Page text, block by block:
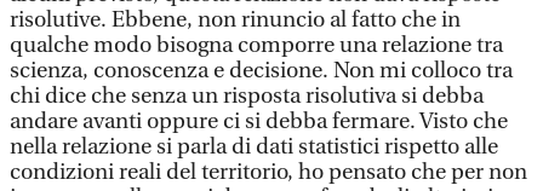
risolutive. Ebbene, non rinuncio al fatto che in
qualche modo bisogna comporre una relazione tra
scienza, conoscenza e decisione. Non mi colloco tra
chi dice che senza un risposta risolutiva si debba
andare avanti oppure ci si debba fermare. Visto che
nella relazione si parla di dati statistici rispetto alle
condizioni reali del territorio, ho pensato che per non